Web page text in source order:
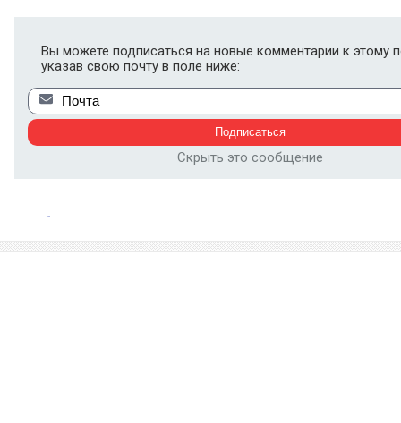
Вы можете подписаться на новые комментарии к этому
указав свою почту в поле ниже:
Скрыть это сообщение